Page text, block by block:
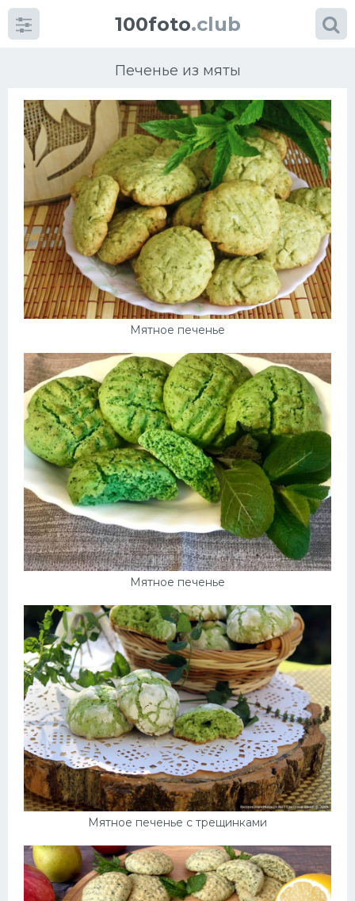
100foto.club
Печенье из мяты
Мятное печенье
Мятное печенье
Мятное печенье с трещинками
Категориикартинок
Супы
Мясные блюда
Печенье
Выпечка
Десерт
Напитки
Дизайн комнаты